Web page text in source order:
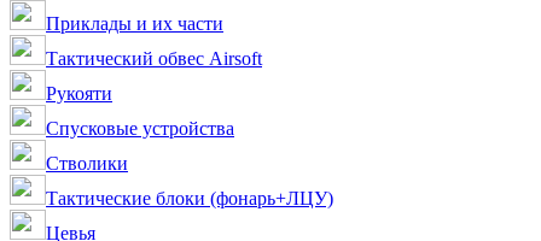
Приклады и их части
Тактический обвес Airsoft
Рукояти
Спусковые устройства
Стволики
Тактические блоки (фонарь+ЛЦУ)
Цевья